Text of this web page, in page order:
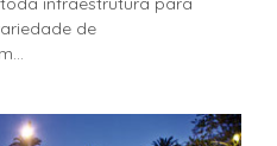
de